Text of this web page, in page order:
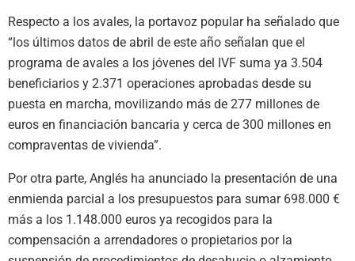
Respecto a los avales, la portavoz popular ha señalado que
“los últimos datos de abril de este año señalan que el
programa de avales a los jóvenes del IVF suma ya 3.504
beneficiarios y 2.371 operaciones aprobadas desde su
puesta en marcha, movilizando más de 277 millones de
euros en financiación bancaria y cerca de 300 millones en
compraventas de vivienda”.
Por otra parte, Anglés ha anunciado la presentación de una
enmienda parcial a los presupuestos para sumar 698.000 €
más a los 1.148.000 euros ya recogidos para la
compensación a arrendadores o propietarios por la